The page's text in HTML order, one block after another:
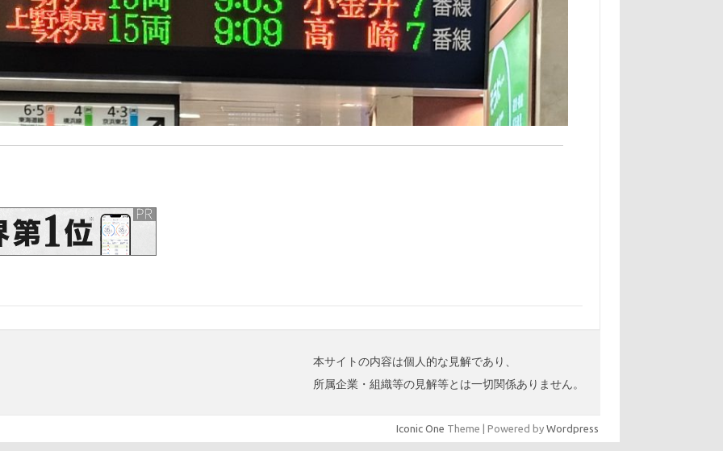
本サイトの内容は個人的な見解であり、
所属企業・組織等の見解等とは一切関係ありません。
Iconic One Theme | Powered by Wordpress